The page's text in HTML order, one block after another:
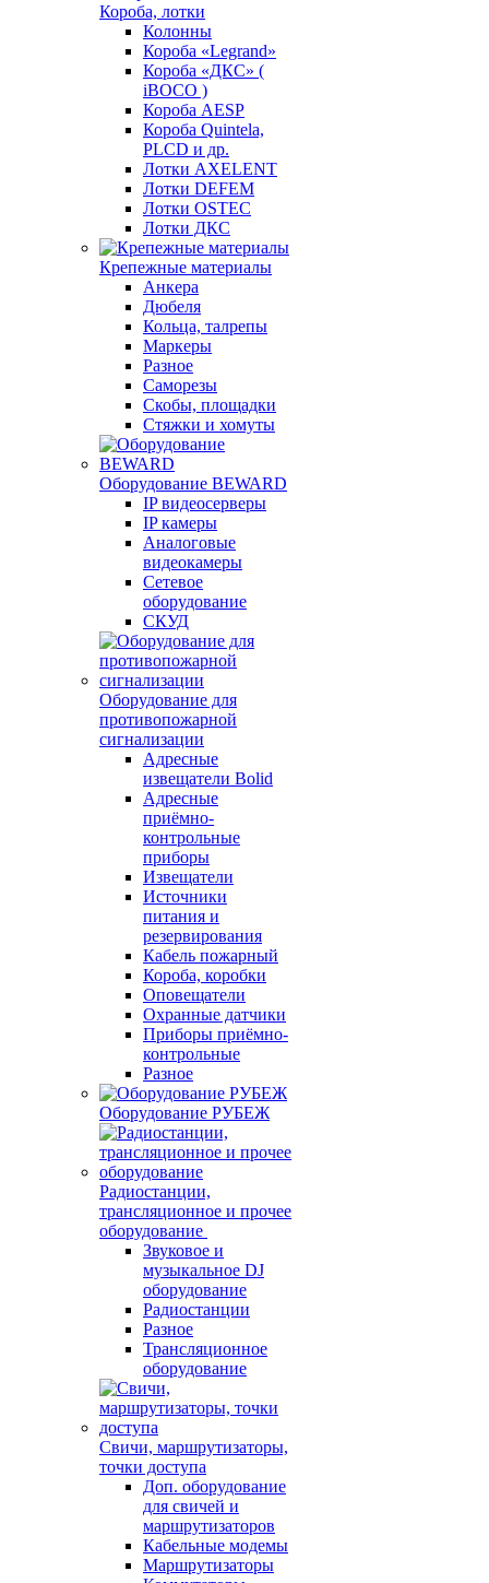
Короба, лотки
Колонны
Короба «Legrand»
Короба «ДКС» (
iBOCO )
Короба AESP
Короба Quintela,
PLCD и др.
Лотки AXELENT
Лотки DEFEM
Лотки OSTEC
Лотки ДКС
Крепежные материалы
Анкера
Дюбеля
Кольца, талрепы
Маркеры
Разное
Саморезы
Скобы, площадки
Стяжки и хомуты
Оборудование BEWARD
IP видеосерверы
IP камеры
Аналоговые
видеокамеры
Сетевое
оборудование
СКУД
Оборудование для
противопожарной
сигнализации
Адресные
извещатели Bolid
Адресные
приёмно-
контрольные
приборы
Извещатели
Источники
питания и
резервирования
Кабель пожарный
Короба, коробки
Оповещатели
Охранные датчики
Приборы приёмно-
контрольные
Разное
Оборудование РУБЕЖ
Радиостанции,
трансляционное и прочее
оборудование
Звуковое и
музыкальное DJ
оборудование
Радиостанции
Разное
Трансляционное
оборудование
Свичи, маршрутизаторы,
точки доступа
Доп. оборудование
для свичей и
маршрутизаторов
Кабельные модемы
Маршрутизаторы